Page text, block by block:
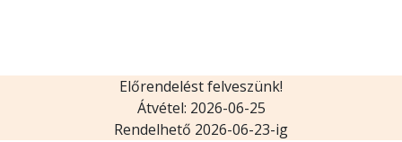
Előrendelést felveszünk!
Átvétel: 2026-06-25
Rendelhető 2026-06-23-ig